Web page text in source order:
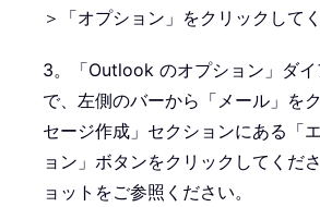
＞「オプション」をクリックしてく
3。「Outlook のオプション」ダイ
で、左側のバーから「メール」を
セージ作成」セクションにある「
ョン」ボタンをクリックしてくだ
ョットをご参照ください。